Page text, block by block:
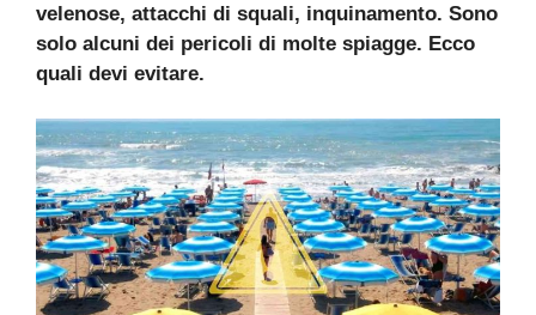
velenose, attacchi di squali, inquinamento. Sono
solo alcuni dei pericoli di molte spiagge. Ecco
quali devi evitare.